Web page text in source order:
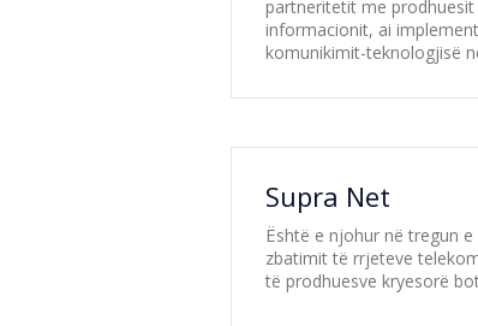
partneritetit me
informacionit, ai
komunikimit-teknologjisë
Supra Net
Është e njohur në tregun
zbatimit të rrjeteve
të prodhuesve kryesorë